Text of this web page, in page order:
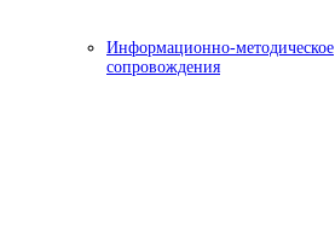
Информационно-методическое
сопровождения